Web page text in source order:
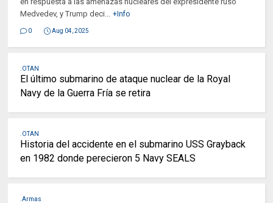
Medvedev, y Trump deci... +Info
0 Aug 04, 2025
.OTAN
El último submarino de ataque nuclear de la Royal
Navy de la Guerra Fría se retira
.OTAN
Historia del accidente en el submarino USS Grayback
en 1982 donde perecieron 5 Navy SEALS
.Armas